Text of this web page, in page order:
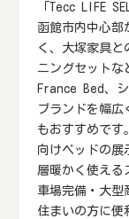
「Tecc LIFE
函館市内中心部
く、大塚家具と
ニングセットな
France Bed、
ブランドを幅広
もおすすめです
向けベッドの展
層暖かく使える
車場完備・大型
住まいの方に便